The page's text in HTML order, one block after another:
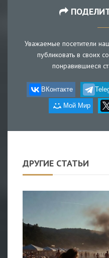
Уважаемые посетители
публиковать в своих
понравившиеся
ВКонтакте
Мой Мир
ДРУГИЕ СТАТЬИ